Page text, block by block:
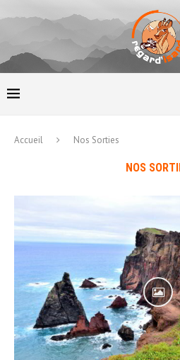
Accueil Nos Sorties
NOS